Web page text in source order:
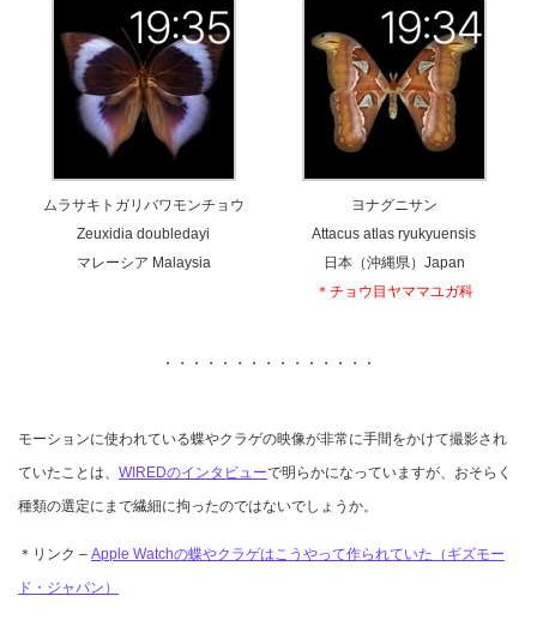
ムラサキトガリバワモンチョウ
Zeuxidia doubledayi
マレーシア Malaysia
ヨナグニサン
Attacus atlas ryukyuensis
日本（沖縄県）Japan
＊チョウ目ヤママユガ科
・・・・・・・・・・・・・・・
モーションに使われている蝶やクラゲの映像が非常に手間をかけて撮影され
ていたことは、 WIREDのインタビューで明らかになっていますが、おそらく
種類の選定にまで繊細に拘ったのではないでしょうか。
＊リンク – Apple Watchの蝶やクラゲはこうやって作られていた（ギズモー
ド・ジャパン）